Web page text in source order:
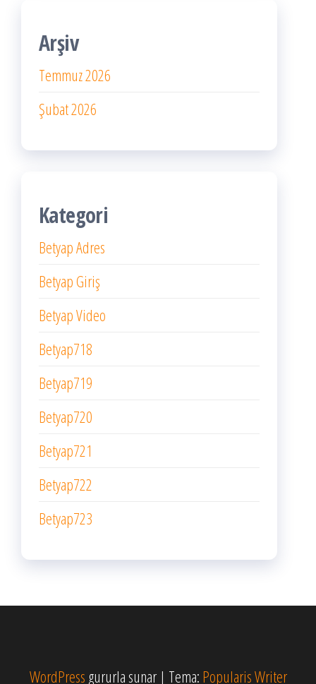
Arşiv
Temmuz 2026
Şubat 2026
Kategori
Betyap Adres
Betyap Giriş
Betyap Video
Betyap718
Betyap719
Betyap720
Betyap721
Betyap722
Betyap723
WordPress gururla sunar | Tema: Popularis Writer